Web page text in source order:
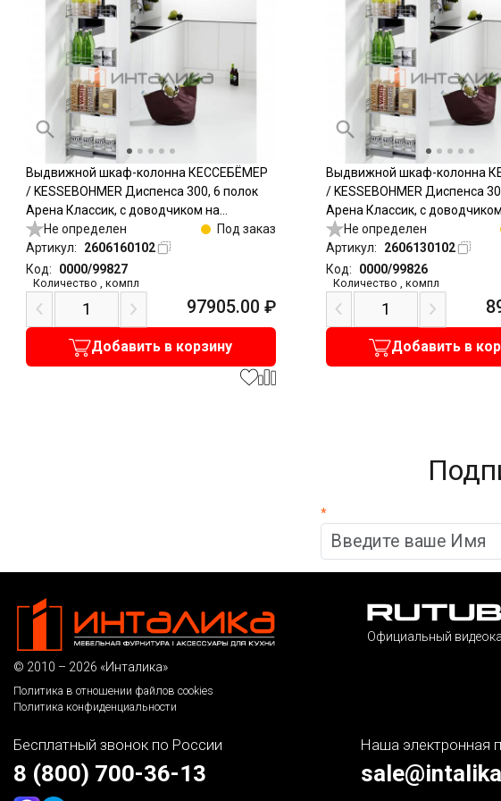
Выдвижной шкаф-колонна КЕССЕБЁМЕР
/ KESSEBOHMER Диспенса 300, 6 полок
Арена Классик, с доводчиком на
открывание и закрывание, полное
выдвижение, Антислип, H1900-2300,
титан
Не определен
Под заказ
Артикул:
2606160102
Код:
0000/99827
Количество ,компл
97905.00 ₽
Добавить в корзину
Выдвижной шкаф-колонна
/ KESSEBOHMER Диспенса
Арена Классик, с
открывание и закрывание,
выдвижение, Антислип,
титан
Не определен
Артикул:
2606130102
Код:
0000/99826
Количество компл
Добавить в
*
© 2010 – 2026 «Инталика»
Политика в отношении файлов cookies
Политика конфиденциальности
Официальный
Бесплатный звонок по России
8 (800) 700-36-13
Наша электронная